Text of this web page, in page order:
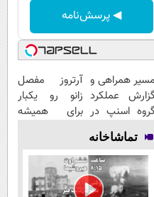
◀ پرسش‌نامه
مسیر همراهی و
عملکرد
اسنپ در
آرتروز مفصل
زانو رو یکبار
برای همیشه
تماشاخانه